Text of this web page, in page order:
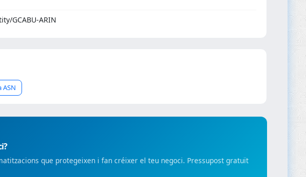
GCABU-ARIN
ASN
que protegeixen i fan créixer el teu negoci. Pressupost gratuït